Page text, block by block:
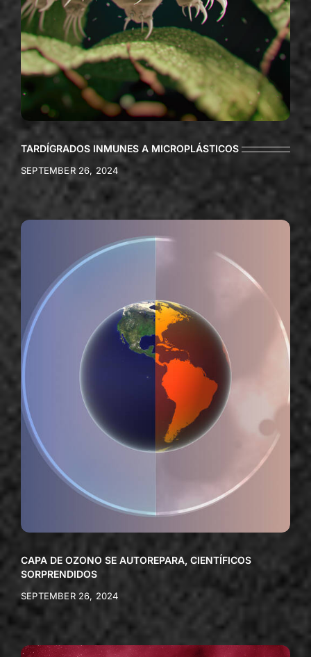
TARDÍGRADOS INMUNES A MICROPLÁSTICOS
SEPTEMBER 26, 2024
CAPA DE OZONO SE AUTOREPARA, CIENTÍFICOS
SORPRENDIDOS
SEPTEMBER 26, 2024